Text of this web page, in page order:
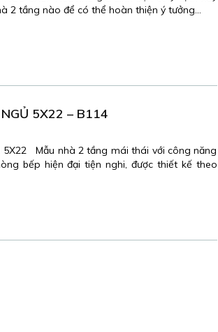
2 tầng nào để có thể hoàn thiện ý tưởng…
5X22 – B114
5X22 Mẫu nhà 2 tầng mái thái với công năng
bếp hiện đại tiện nghi, được thiết kế theo